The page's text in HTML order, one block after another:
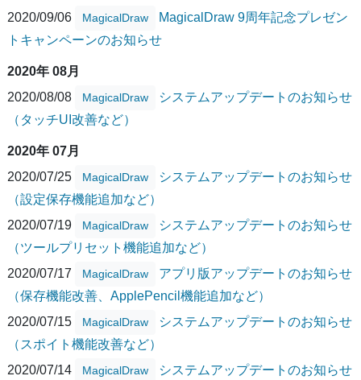
2020/09/06
MagicalDraw
MagicalDraw 9周年記念プレゼン
トキャンペーンのお知らせ
2020年 08月
2020/08/08
MagicalDraw
システムアップデートのお知らせ
（タッチUI改善など）
2020年 07月
2020/07/25
MagicalDraw
システムアップデートのお知らせ
（設定保存機能追加など）
2020/07/19
MagicalDraw
システムアップデートのお知らせ
（ツールプリセット機能追加など）
2020/07/17
MagicalDraw
アプリ版アップデートのお知らせ
（保存機能改善、ApplePencil機能追加など）
2020/07/15
MagicalDraw
システムアップデートのお知らせ
（スポイト機能改善など）
2020/07/14
MagicalDraw
システムアップデートのお知らせ